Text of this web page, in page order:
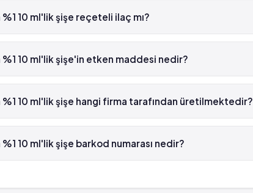
%1 10 ml'lik şişe reçeteli ilaç mı?
%1 10 ml'lik şişe reçetesizdir.
%1 10 ml'lik şişe'in etken maddesi nedir?
10 ml'lik şişe'in etken maddesi Jansiyan moru 'dür.
%1 10 ml'lik şişe hangi firma tarafından üretilmektedir?
10 ml'lik şişe , Günsa tarafından üretilmektedir.
%1 10 ml'lik şişe barkod numarası nedir?